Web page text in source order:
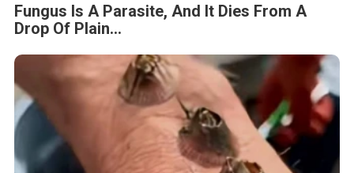
Fungus Is A Parasite, And It Dies From A
Drop Of Plain...